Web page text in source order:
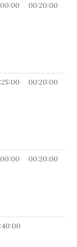
00:20:00
00:20:00
00:20:00